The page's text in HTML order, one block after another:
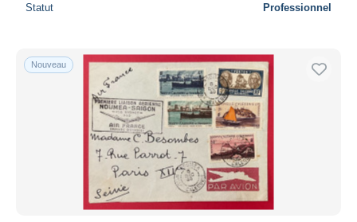
Statut Professionnel
Nouveau